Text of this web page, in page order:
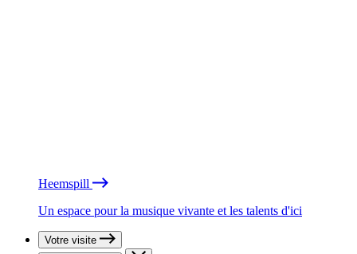
Heemspill
Un espace pour la musique vivante et les talents d'ici
Votre visite